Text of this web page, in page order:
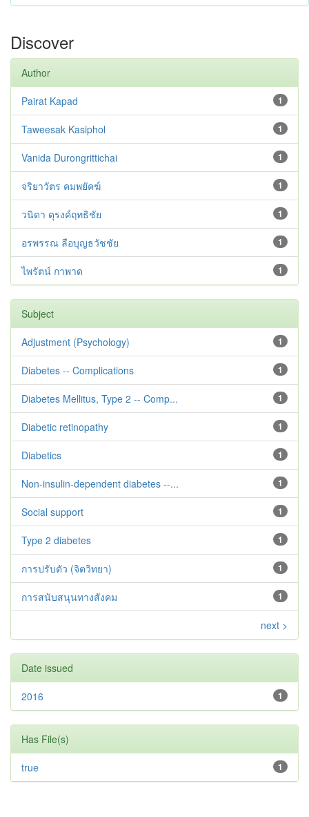
Discover
Author
1
Pairat Kapad
1
Taweesak Kasiphol
1
Vanida Durongrittichai
1
จริยาวัตร คมพยัคฆ์
1
วนิดา ดุรงค์ฤทธิชัย
1
อรพรรณ ลือบุญธวัชชัย
1
ไพรัตน์ กาพาด
Subject
1
Adjustment ‪(Psychology)
1
Diabetes -- Complications
1
Diabetes Mellitus, Type 2 -- Comp...
1
Diabetic retinopathy
1
Diabetics
1
Non-insulin-dependent diabetes --...
1
Social support
1
Type 2 diabetes‬‬‬‬‬‬
1
การปรับตัว (จิตวิทยา)
1
การสนับสนุนทางสังคม
next >
Date issued
1
2016
Has File(s)
1
true